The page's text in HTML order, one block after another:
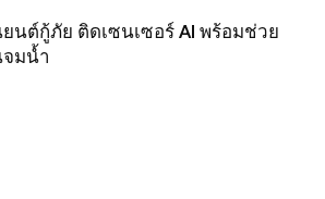
นต์กู้ภัย ติดเซนเซอร์ AI พร้อมช่วย
มน้ำ